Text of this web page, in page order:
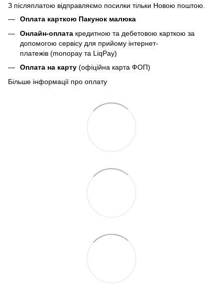
З післяплатою відправляємо посилки тільки Новою поштою.
Оплата карткою Пакунок малюка
Онлайн-оплата кредитною та дебетовою карткою за
допомогою сервісу для прийому інтернет-
платежів (monopay та LiqPay)
Оплата на карту (офіційна карта ФОП)
Більше інформації про оплату